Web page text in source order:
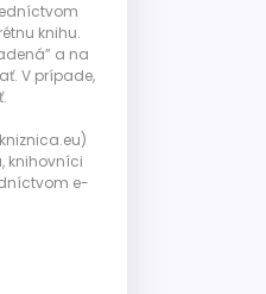
knihu.
a na
V prípade,
knihovníci
e-